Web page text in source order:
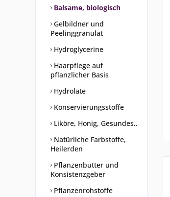
Balsame, biologisch
Gelbildner und
Peelinggranulat
Hydroglycerine
Haarpflege auf
pflanzlicher Basis
Hydrolate
Konservierungsstoffe
Liköre, Honig, Gesundes..
Natürliche Farbstoffe,
Heilerden
Pflanzenbutter und
Konsistenzgeber
Pflanzenrohstoffe